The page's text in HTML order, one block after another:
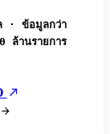
· ข้อมูลกว่า
ล้านรายการ